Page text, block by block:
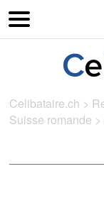
Celibataire.ch >
Suisse romande >